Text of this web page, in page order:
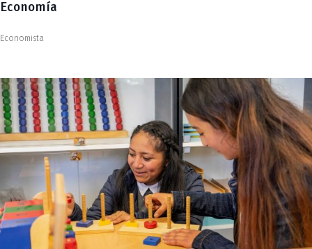
Economía
Economista